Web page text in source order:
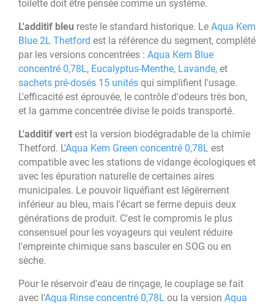
toilette doit être pensée comme un système.
L'additif bleu reste le standard historique. Le Aqua Kem
Blue 2L Thetford est la référence du segment, complété
par les versions concentrées : Aqua Kem Blue
concentré 0,78L, Eucalyptus-Menthe, Lavande, et
sachets pré-dosés 15 unités qui simplifient l'usage.
L'efficacité est éprouvée, le contrôle d'odeurs très bon,
et la gamme concentrée divise le poids transporté.
L'additif vert est la version biodégradable de la chimie
Thetford. L'Aqua Kem Green concentré 0,78L est
compatible avec les stations de vidange écologiques et
avec les épuration naturelle de certaines aires
municipales. Le pouvoir liquéfiant est légèrement
inférieur au bleu, mais l'écart se ferme depuis deux
générations de produit. C'est le compromis le plus
consensuel pour les voyageurs qui veulent réduire
l'empreinte chimique sans basculer en SOG ou en
sèche.
Pour le réservoir d'eau de rinçage, le couplage se fait
avec l'Aqua Rinse concentré 0,78L ou la version Aqua